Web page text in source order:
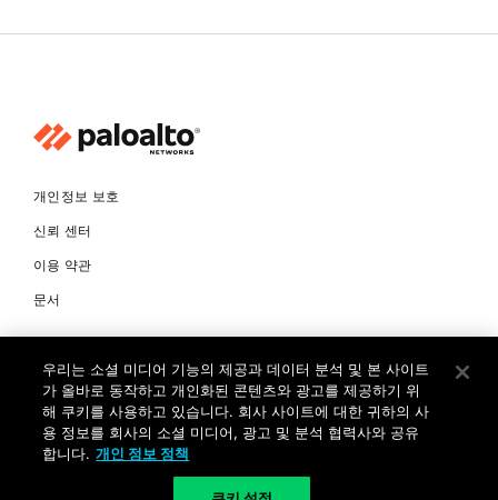
개인정보 보호
신뢰 센터
이용 약관
문서
Networks Korea, Ltd. All rights reserved. 여러 가지 상표에 대한
소유권은 각 소유자에게 있습니다. 사업자 등록번호: 120-87-72963.
대표자 : 제프리찰스트루 서울특별시 서초구 서초대로74길 4, 1층 (삼성
생명 서초타워) TEL: +82-2-568-4353
우리는 소셜 미디어 기능의 제공과 데이터 분석 및 본 사이트
가 올바로 동작하고 개인화된 콘텐츠와 광고를 제공하기 위
해 쿠키를 사용하고 있습니다. 회사 사이트에 대한 귀하의 사
용 정보를 회사의 소셜 미디어, 광고 및 분석 협력사와 공유
합니다. 개인 정보 정책